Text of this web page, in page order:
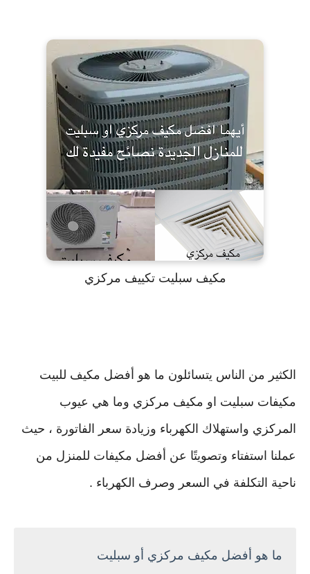
مكيف سبليت تكييف مركزي
الكثير من الناس يتسائلون ما هو أفضل مكيف للبيت
مكيفات سبليت او مكيف مركزي وما هي عيوب
المركزي واستهلاك الكهرباء وزيادة سعر الفاتورة ، حيث
عملنا استفتاء وتصويتًا عن أفضل مكيفات للمنزل من
ناحية التكلفة في السعر وصرف الكهرباء .
ما هو أفضل مكيف مركزي أو سبليت